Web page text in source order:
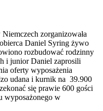
zorganizowała
Daniel Syring żywo
rozbudować rodzinny
i junior Daniel zaprosili
oferty wyposażenia
udana i kurnik na 39.900
się prawie 600 gości
wyposażonego w